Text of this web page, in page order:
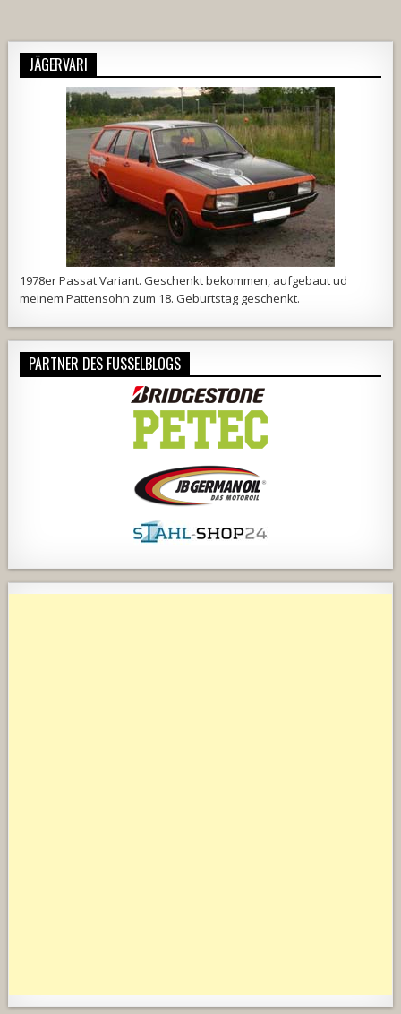
JÄGERVARI
1978er Passat Variant. Geschenkt bekommen, aufgebaut ud
meinem Pattensohn zum 18. Geburtstag geschenkt.
PARTNER DES FUSSELBLOGS